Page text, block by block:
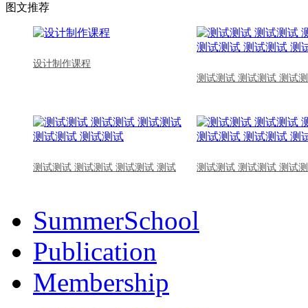
图文推荐
设计制作课程
测试测试 测试测试 测试
测试测试 测试测试 测试测试 测试 测试测试 测试测试 测试
SummerSchool
Publication
Membership